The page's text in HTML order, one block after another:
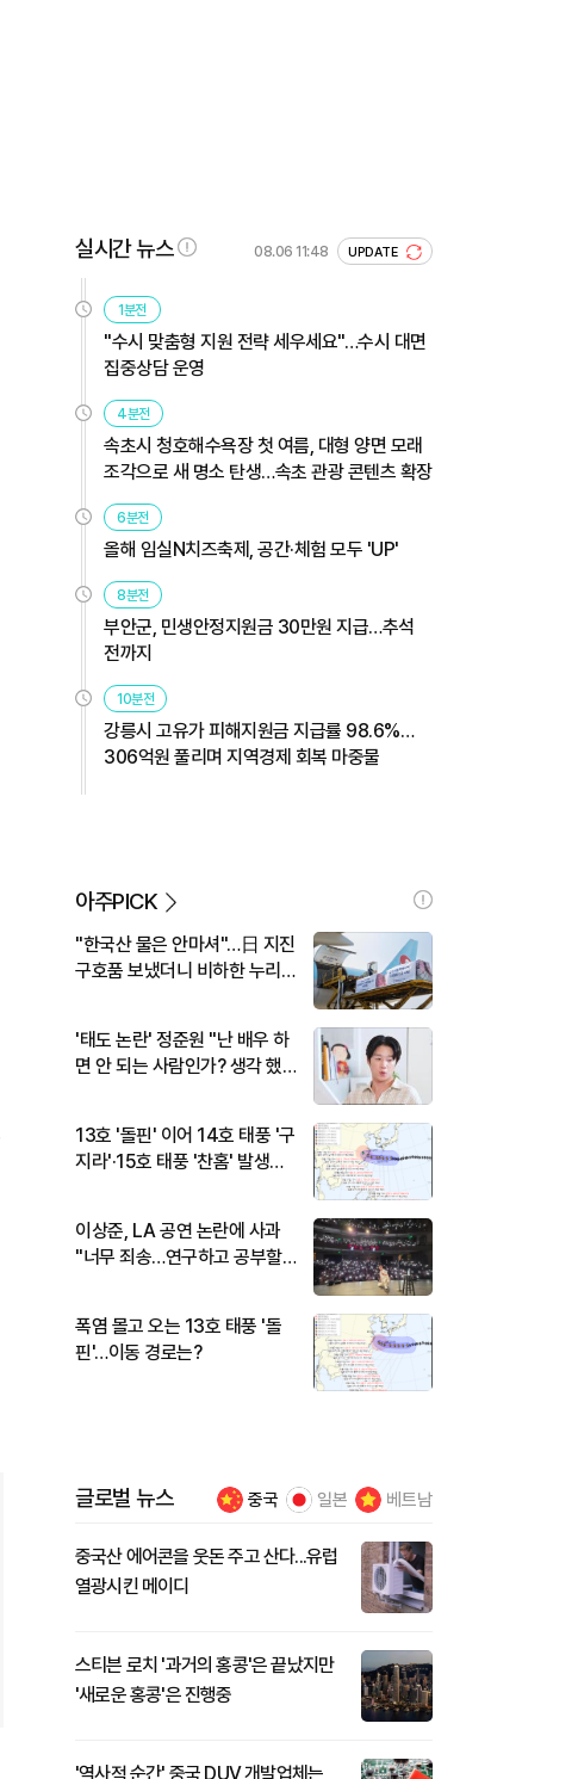
실시간 뉴스 08.06 11:48 UPDATE
1분전
"수시 맞춤형 지원 전략 세우세요"…수시 대면
집중상담 운영
4분전
속초시 청호해수욕장 첫 여름, 대형 양면 모래
조각으로 새 명소 탄생…속초 관광 콘텐츠 확장
6분전
올해 임실N치즈축제, 공간·체험 모두 'UP'
8분전
부안군, 민생안정지원금 30만원 지급…추석
전까지
10분전
강릉시 고유가 피해지원금 지급률 98.6%…
306억원 풀리며 지역경제 회복 마중물
아주PICK
"한국산 물은 안마셔"…日 지진
구호품 보냈더니 비하한 누리
'태도 논란' 정준원 "난 배우 하
면 안 되는 사람인가? 생각 했
13호 '돌핀' 이어 14호 태풍 '구
지라'·15호 태풍 '찬홈' 발생…
이상준, LA 공연 논란에 사과
"너무 죄송…연구하고 공부할
폭염 몰고 오는 13호 태풍 '돌
핀'…이동 경로는?
글로벌 뉴스 중국 일본 베트남
중국산 에어콘을 웃돈 주고 산다...유럽
열광시킨 메이디
스티븐 로치 '과거의 홍콩'은 끝났지만
'새로운 홍콩'은 진행중
'역사적 순간' 중국 DUV 개발업체는